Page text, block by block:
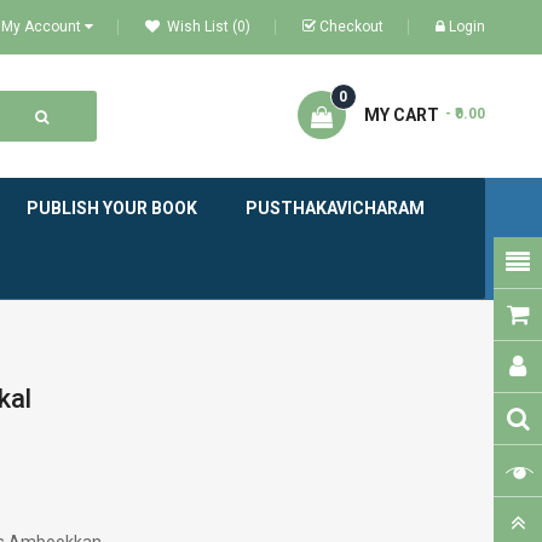
My Account Wish List (0) Checkout Login
MY CART
0
- ₹0.00
PUBLISH YOUR BOOK PUSTHAKAVICHARAM